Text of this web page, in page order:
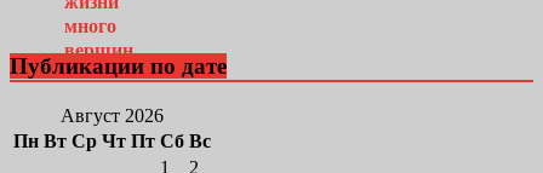
Публикации по дате
Август 2026
Пн Вт Ср Чт Пт Сб Вс
1
2